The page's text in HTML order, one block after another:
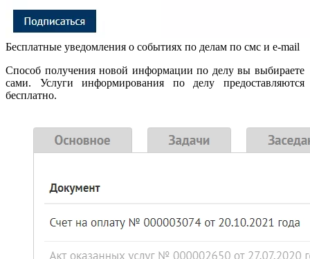
Бесплатные уведомления о событиях по делам по смс и e-mail
Способ получения новой информации по делу вы выбираете
сами. Услуги информирования по делу предоставляются
бесплатно.